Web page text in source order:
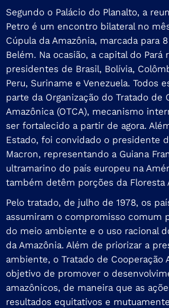
Segundo o Palácio do Planalto, a
Petro é um encontro bilateral no
Cúpula da Amazônia, marcada para
Belém. Na ocasião, a capital do Pará
presidentes de Brasil, Bolívia,
Peru, Suriname e Venezuela. Todos
parte da Organização do Tratado de
Amazônica (OTCA), mecanismo
ser fortalecido a partir de agora.
Estado, foi convidado o presidente
Macron, representando a Guiana
ultramarino do país europeu na
também detêm porções da Floresta
Pelo tratado, de julho de 1978, os
assumiram o compromisso comum
do meio ambiente e o uso racional
da Amazônia. Além de priorizar a
ambiente, o Tratado de Cooperação
objetivo de promover o
amazônicos, de maneira que as
resultados equitativos e